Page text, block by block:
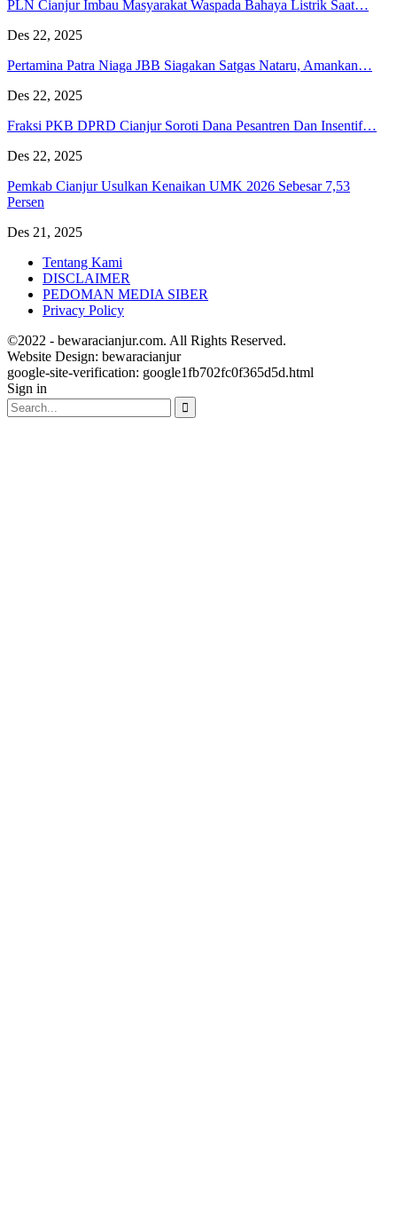
PLN Cianjur Imbau Masyarakat Waspada Bahaya Listrik Saat…
Des 22, 2025
Pertamina Patra Niaga JBB Siagakan Satgas Nataru, Amankan…
Des 22, 2025
Fraksi PKB DPRD Cianjur Soroti Dana Pesantren Dan Insentif…
Des 22, 2025
Pemkab Cianjur Usulkan Kenaikan UMK 2026 Sebesar 7,53
Persen
Des 21, 2025
Tentang Kami
DISCLAIMER
PEDOMAN MEDIA SIBER
Privacy Policy
©2022 - bewaracianjur.com. All Rights Reserved.
Website Design: bewaracianjur
google-site-verification: google1fb702fc0f365d5d.html
Sign in